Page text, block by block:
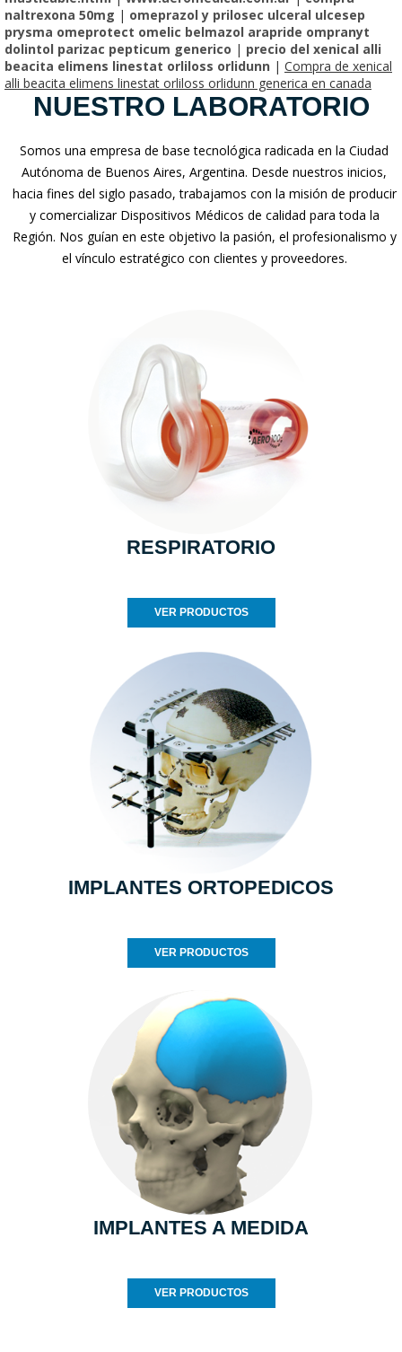
naltrexona 50mg | omeprazol y prilosec ulceral ulcesep
prysma omeprotect omelic belmazol arapride ompranyt
dolintol parizac pepticum generico | precio del xenical alli
beacita elimens linestat orliloss orlidunn | Compra de xenical
alli beacita elimens linestat orliloss orlidunn generica en canada
NUESTRO LABORATORIO
Somos una empresa de base tecnológica radicada en la Ciudad
Autónoma de Buenos Aires, Argentina. Desde nuestros inicios,
hacia fines del siglo pasado, trabajamos con la misión de producir
y comercializar Dispositivos Médicos de calidad para toda la
Región. Nos guían en este objetivo la pasión, el profesionalismo y
el vínculo estratégico con clientes y proveedores.
RESPIRATORIO
VER PRODUCTOS
IMPLANTES ORTOPEDICOS
VER PRODUCTOS
IMPLANTES A MEDIDA
VER PRODUCTOS